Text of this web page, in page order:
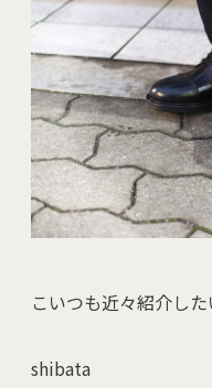
こいつも近々紹介し
shibata